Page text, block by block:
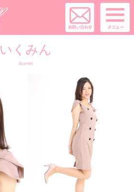
いくみん
ikumin